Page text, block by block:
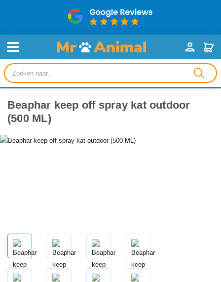
Producten
zoeken
Beaphar keep off spray kat outdoor
(500 ML)